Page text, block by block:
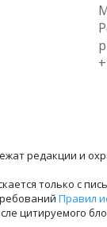
редакции и
только с
Правил
цитируемого